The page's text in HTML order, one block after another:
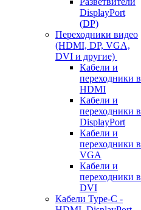
DisplayPort
(DP)
Переходники видео
(HDMI, DP, VGA,
DVI и другие)
Кабели и
переходники в
HDMI
Кабели и
переходники в
DisplayPort
Кабели и
переходники в
VGA
Кабели и
переходники в
DVI
Кабели Type-C -